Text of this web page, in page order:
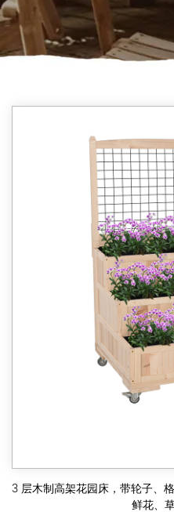
3 层木制高架花园床，带轮子、
鲜花、